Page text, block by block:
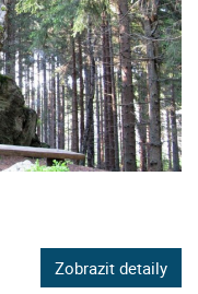
Zobrazit detaily